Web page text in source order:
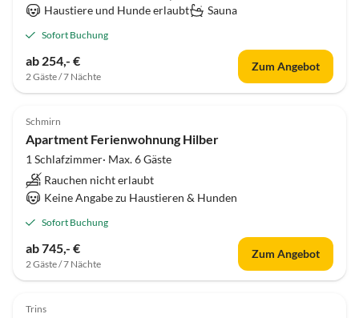
Haustiere und Hunde erlaubt
Sauna
Sofort Buchung
ab 254,- €
2 Gäste / 7 Nächte
Zum Angebot
Schmirn
Apartment Ferienwohnung Hilber
1 Schlafzimmer· Max. 6 Gäste
Rauchen nicht erlaubt
Keine Angabe zu Haustieren & Hunden
Sofort Buchung
ab 745,- €
2 Gäste / 7 Nächte
Zum Angebot
Trins